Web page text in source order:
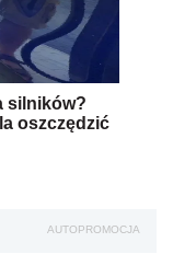
silników?
oszczędzić
AUTOPROMOCJA